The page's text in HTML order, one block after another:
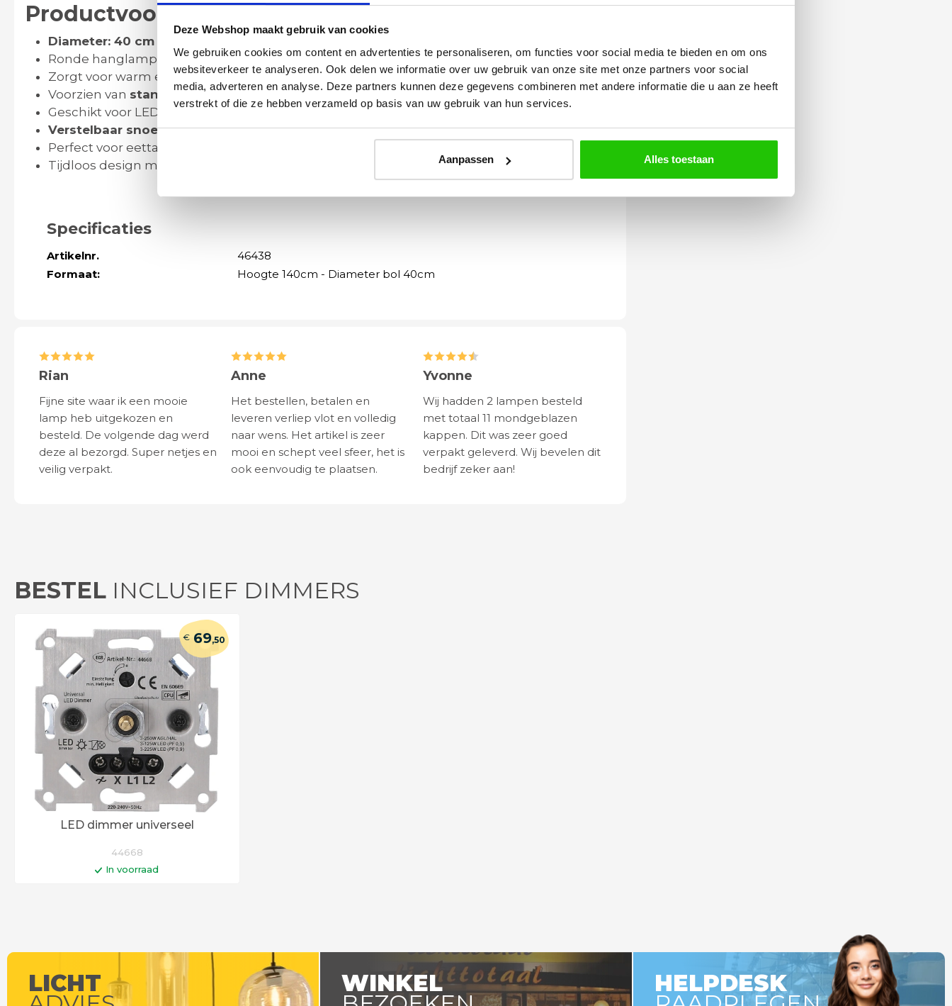
Deze Webshop maakt gebruik van cookies
We gebruiken cookies om content en advertenties te personaliseren, om functies voor social media te bieden en om ons
websiteverkeer te analyseren. Ook delen we informatie over uw gebruik van onze site met onze partners voor social
media, adverteren en analyse. Deze partners kunnen deze gegevens combineren met andere informatie die u aan ze heeft
verstrekt of die ze hebben verzameld op basis van uw gebruik van hun services.
Aanpassen Alles toestaan
Productvoordelen op een rij
Diameter: 40 cm
Ronde hanglamp vannatuurlijk jute
Zorgt voor warm en diffuus sfeervol licht
Voorzien van standaard E27 fitting
Geschikt voor LED lichtbronnen
Verstelbaar snoervoor flexibele hoogte
Perfect voor eettafel, woonkamer, slaapkamer of hal
Tijdloos design met natuurlijke uitstraling
Specificaties
Artikelnr.
46438
Formaat:
Hoogte 140cm - Diameter bol 40cm
Rian
Fijne site waar ik een mooie
lamp heb uitgekozen en
besteld. De volgende dag werd
deze al bezorgd. Super netjes en
veilig verpakt.
Anne
Het bestellen, betalen en
leveren verliep vlot en volledig
naar wens. Het artikel is zeer
mooi en schept veel sfeer, het is
ook eenvoudig te plaatsen.
Yvonne
Wij hadden 2 lampen besteld
met totaal 11 mondgeblazen
kappen. Dit was zeer goed
verpakt geleverd. Wij bevelen dit
bedrijf zeker aan!
BESTEL INCLUSIEF DIMMERS
LED dimmer universeel
€69,50
44668
In voorraad
LICHT WINKEL HELPDESK